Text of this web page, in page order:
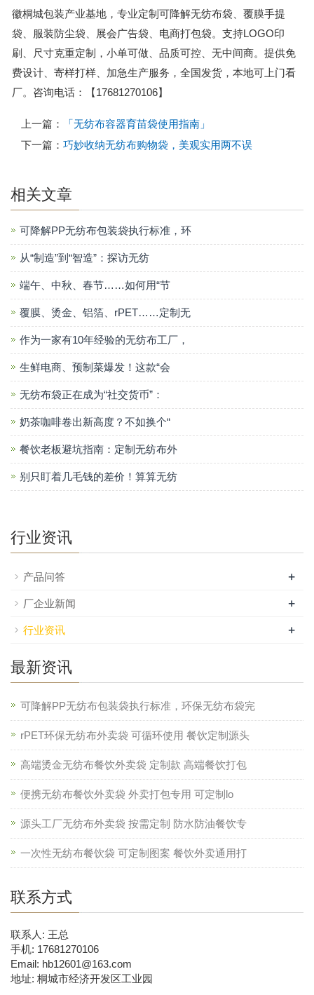
徽桐城包装产业基地，专业定制可降解无纺布袋、覆膜手提
袋、服装防尘袋、展会广告袋、电商打包袋。支持LOGO印
刷、尺寸克重定制，小单可做、品质可控、无中间商。提供免
费设计、寄样打样、加急生产服务，全国发货，本地可上门看
厂。咨询电话：【17681270106】
上一篇：
「无纺布容器育苗袋使用指南」
下一篇： 巧妙收纳无纺布购物袋，美观实用两不误
相关文章
可降解PP无纺布包装袋执行标准，环
从“制造”到“智造”：探访无纺
端午、中秋、春节……如何用“节
覆膜、烫金、铝箔、rPET……定制无
作为一家有10年经验的无纺布工厂，
生鲜电商、预制菜爆发！这款“会
无纺布袋正在成为“社交货币”：
奶茶咖啡卷出新高度？不如换个“
餐饮老板避坑指南：定制无纺布外
别只盯着几毛钱的差价！算算无纺
行业资讯
产品问答 +
厂企业新闻 +
行业资讯 +
最新资讯
可降解PP无纺布包装袋执行标准，环保无纺布袋完
rPET环保无纺布外卖袋 可循环使用 餐饮定制源头
高端烫金无纺布餐饮外卖袋 定制款 高端餐饮打包
便携无纺布餐饮外卖袋 外卖打包专用 可定制lo
源头工厂无纺布外卖袋 按需定制 防水防油餐饮专
一次性无纺布餐饮袋 可定制图案 餐饮外卖通用打
联系方式
联系人: 王总
手机: 17681270106
Email: hb12601@163.com
地址: 桐城市经济开发区工业园